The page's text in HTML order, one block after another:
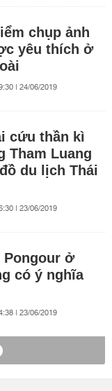
chụp ảnh
yêu thích ở
| 24/06/2019
cứu thần kì
Tham Luang
du lịch Thái
| 23/06/2019
Pongour ở
có ý nghĩa
| 23/06/2019